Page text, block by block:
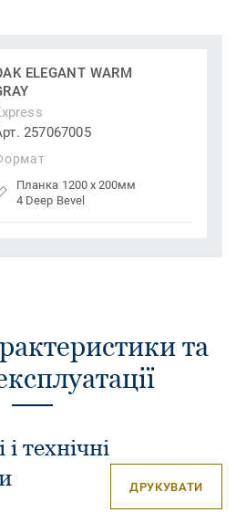
ELEGANT WARM
257067005
Планка 1200 x 200мм
4 Deep Bevel
та
технічні
ДРУКУВАТИ